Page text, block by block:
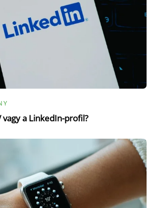
vagy a LinkedIn-profil?